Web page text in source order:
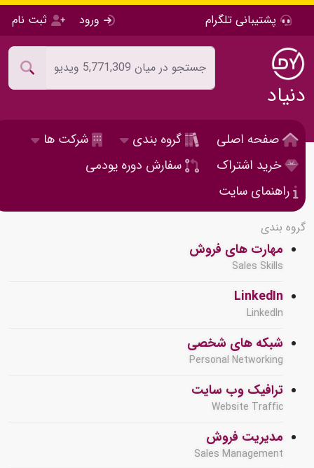
پشتیبانی تلگرام ورود ثبت نام
دنیاد
صفحه اصلی گروه بندی
شرکت ها
خرید اشتراک
سفارش دوره یودمی
راهنمای سایت
گروه بندی
مهارت های فروش
Sales Skills
LinkedIn
LinkedIn
شبکه های شخصی
Personal Networking
ترافیک وب سایت
Website Traffic
مدیریت فروش
Sales Management